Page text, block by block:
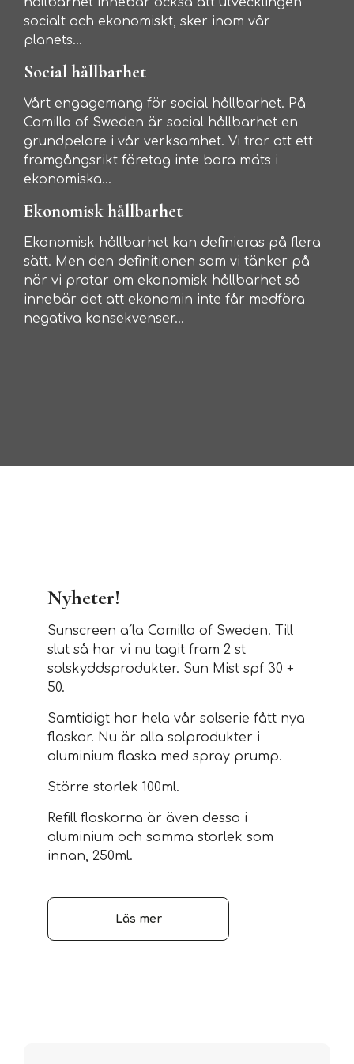
socialt och ekonomiskt, sker inom vår
planets...
Social hållbarhet
Vårt engagemang för social hållbarhet. På
Camilla of Sweden är social hållbarhet en
grundpelare i vår verksamhet. Vi tror att ett
framgångsrikt företag inte bara mäts i
ekonomiska...
Ekonomisk hållbarhet
Ekonomisk hållbarhet kan definieras på flera
sätt. Men den definitionen som vi tänker på
när vi pratar om ekonomisk hållbarhet så
innebär det att ekonomin inte får medföra
negativa konsekvenser...
Nyheter!
Sunscreen a´la Camilla of Sweden. Till
slut så har vi nu tagit fram 2 st
solskyddsprodukter. Sun Mist spf 30 +
50.
Samtidigt har hela vår solserie fått nya
flaskor. Nu är alla solprodukter i
aluminium flaska med spray prump.
Större storlek 100ml.
Refill flaskorna är även dessa i
aluminium och samma storlek som
innan, 250ml.
Läs mer